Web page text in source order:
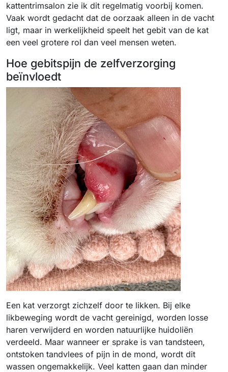
kattentrimsalon zie ik dit regelmatig voorbij komen.
Vaak wordt gedacht dat de oorzaak alleen in de vacht
ligt, maar in werkelijkheid speelt het gebit van de kat
een veel grotere rol dan veel mensen weten.
Hoe gebitspijn de zelfverzorging
beïnvloedt
Een kat verzorgt zichzelf door te likken. Bij elke
likbeweging wordt de vacht gereinigd, worden losse
haren verwijderd en worden natuurlijke huidoliën
verdeeld. Maar wanneer er sprake is van tandsteen,
ontstoken tandvlees of pijn in de mond, wordt dit
wassen ongemakkelijk. Veel katten gaan dan minder